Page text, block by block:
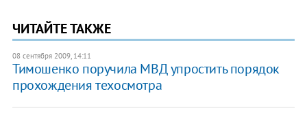
ЧИТАЙТЕ ТАКЖЕ
08 сентября 2009, 14:11
Тимошенко поручила МВД упростить порядок
прохождения техосмотра